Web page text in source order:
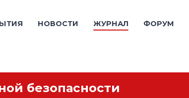
НОВОСТИ ЖУРНАЛ ФОРУМ
безопасности